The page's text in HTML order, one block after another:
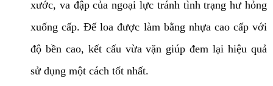
xước, va đập của ngoại lực tránh tình trạng hư hỏng
xuống cấp. Đế loa được làm bằng nhựa cao cấp với
độ bền cao, kết cấu vừa vặn giúp đem lại hiệu quả
sử dụng một cách tốt nhất.